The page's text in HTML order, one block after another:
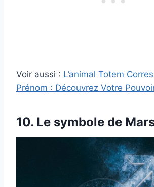
Voir aussi : L’animal Totem
Prénom : Découvrez Votre
10. Le symbole de